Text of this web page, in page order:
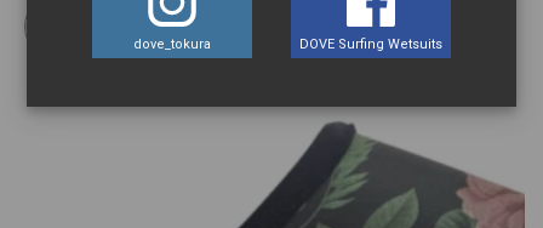
dove_tokura DOVE Surfing Wetsuits